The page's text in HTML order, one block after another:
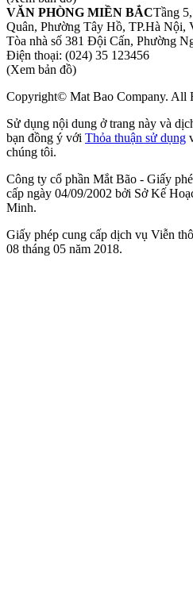
VĂN PHÒNG MIỀN BẮCTầng
Quân, Phường Tây Hồ, TP.Hà Nội,
Tòa nhà số 381 Đội Cấn, Phường
Điện thoại: (024) 35 123456
(Xem bản đồ)
Copyright© Mat Bao Company. All
Sử dụng nội dung ở trang này và
bạn đồng ý với Thỏa thuận sử dụng
chúng tôi.
Công ty cổ phần Mắt Bão - Giấy
cấp ngày 04/09/2002 bởi Sở Kế
Minh.
Giấy phép cung cấp dịch vụ Viễn
08 tháng 05 năm 2018.